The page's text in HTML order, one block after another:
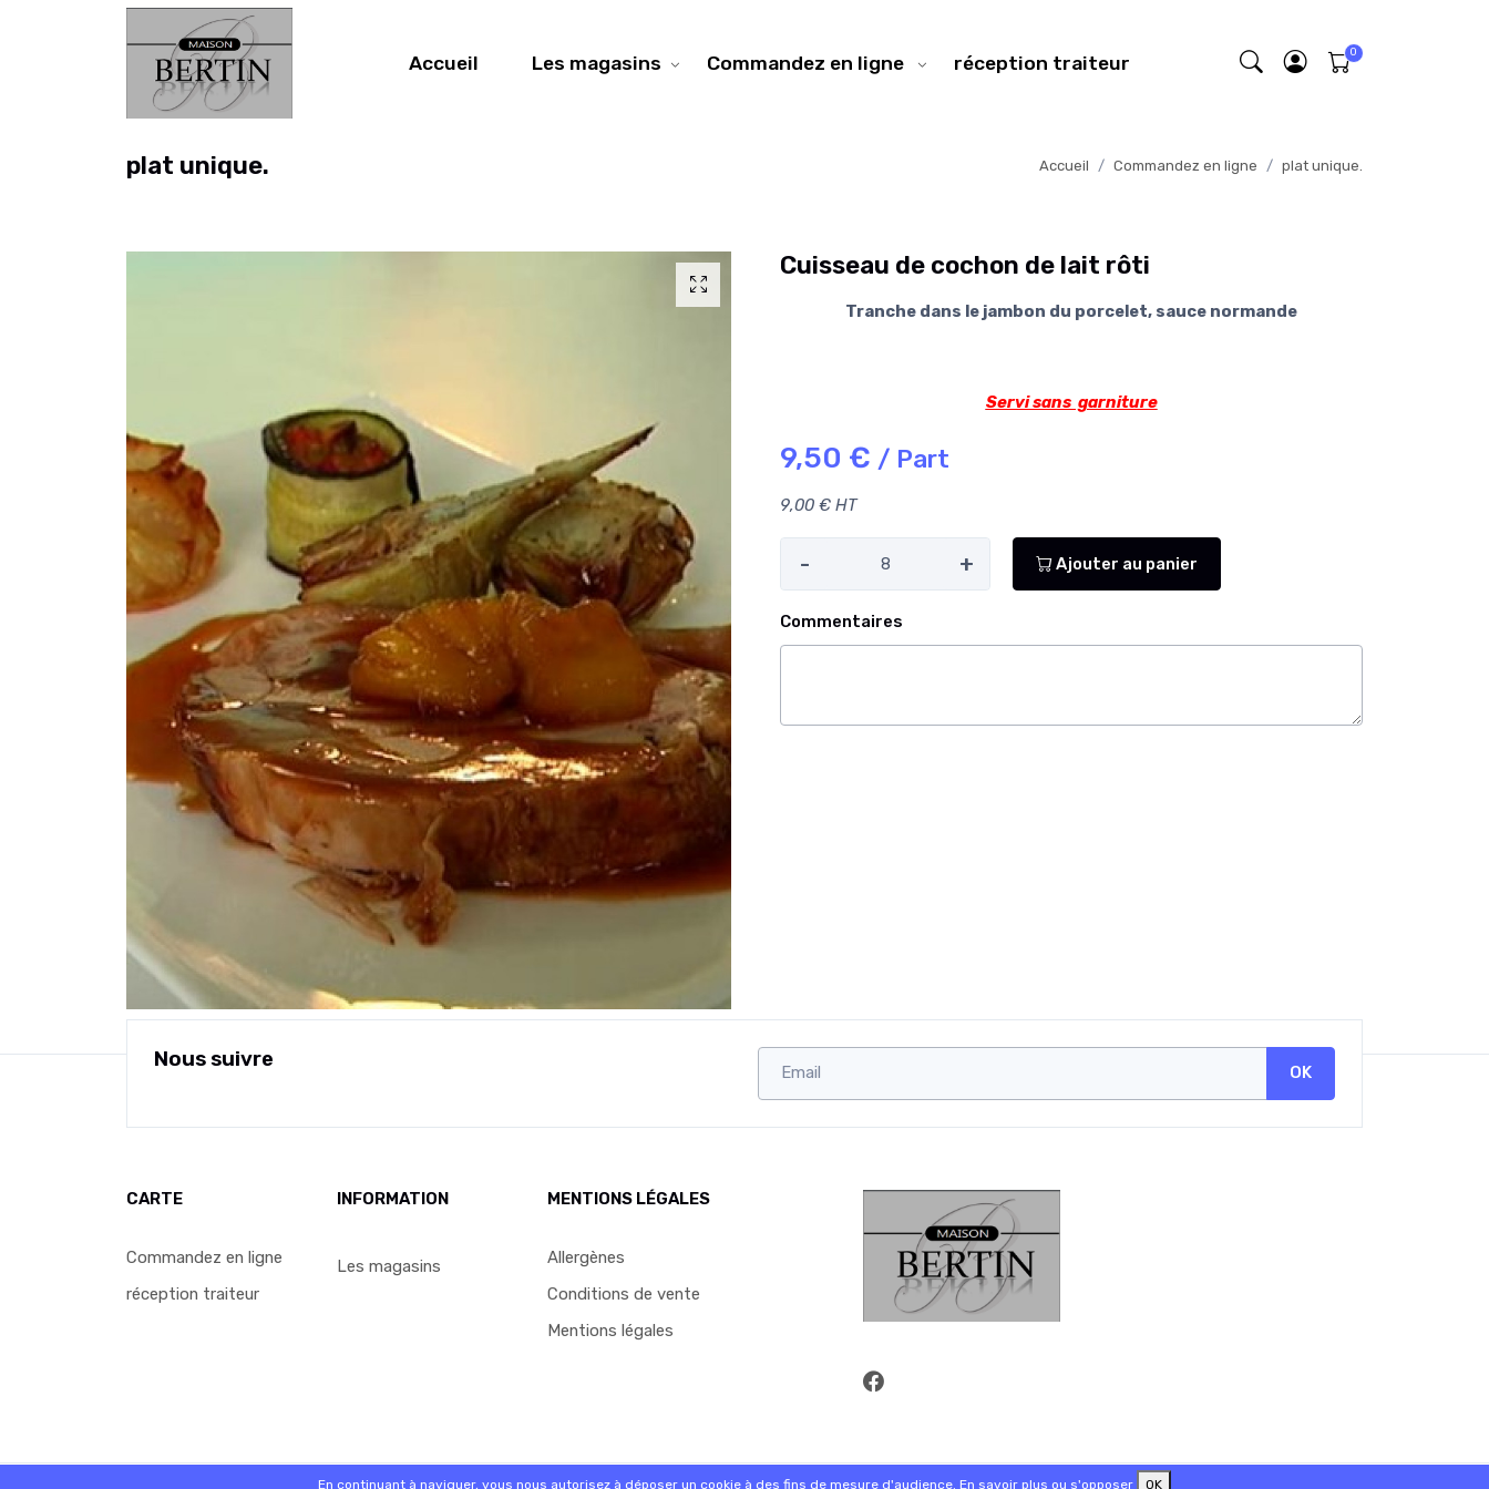
Accueil Les magasins Commandez en ligne réception traiteur
plat unique. Accueil Commandez en ligne plat unique.
Cuisseau de cochon de lait rôti
Tranche dans le jambon du porcelet, sauce normande
Servi sans garniture
9,50 € / Part
9,00 € HT
- + Ajouter au panier
Commentaires
Nous suivre
OK
CARTE
Commandez en ligne
réception traiteur
INFORMATION
Les magasins
MENTIONS LÉGALES
Allergènes
Conditions de vente
Mentions légales
SaasFood - Logiciel de gestion de commande sur internet et en magasin
En continuant à naviguer, vous nous autorisez à déposer un cookie à des fins de mesure d'audience. En savoir plus ou s'opposer OK